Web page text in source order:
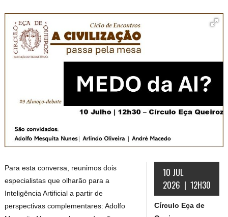
10 JUL
2026 | 12H30
Círculo Eça de
Para esta conversa, reunimos dois
especialistas que olharão para a
Inteligência Artificial a partir de
perspectivas complementares: Adolfo